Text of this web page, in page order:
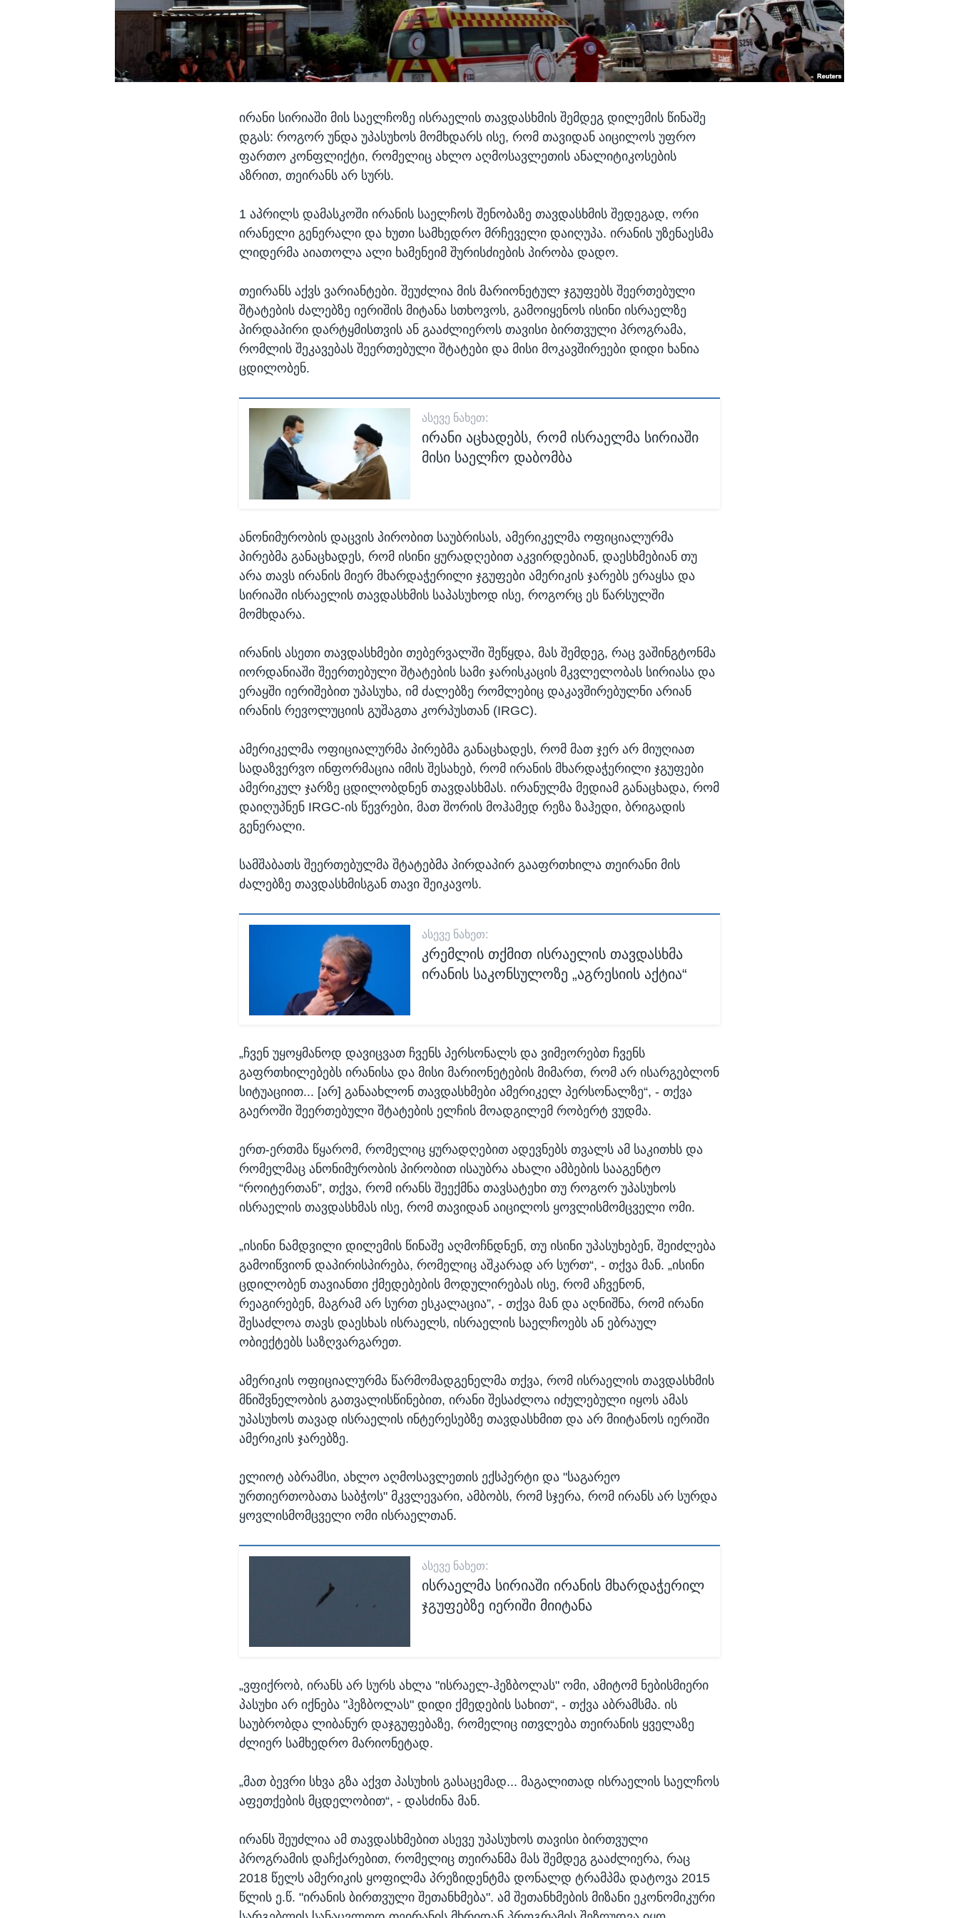
ირანი სირიაში მის საელჩოზე ისრაელის თავდასხმის შემდეგ დილემის წინაშე
დგას: როგორ უნდა უპასუხოს მომხდარს ისე, რომ თავიდან აიცილოს უფრო
ფართო კონფლიქტი, რომელიც ახლო აღმოსავლეთის ანალიტიკოსების
აზრით, თეირანს არ სურს.
1 აპრილს დამასკოში ირანის საელჩოს შენობაზე თავდასხმის შედეგად, ორი
ირანელი გენერალი და ხუთი სამხედრო მრჩეველი დაიღუპა. ირანის უზენაესმა
ლიდერმა აიათოლა ალი ხამენეიმ შურისძიების პირობა დადო.
თეირანს აქვს ვარიანტები. შეუძლია მის მარიონეტულ ჯგუფებს შეერთებული
შტატების ძალებზე იერიშის მიტანა სთხოვოს, გამოიყენოს ისინი ისრაელზე
პირდაპირი დარტყმისთვის ან გააძლიეროს თავისი ბირთვული პროგრამა,
რომლის შეკავებას შეერთებული შტატები და მისი მოკავშირეები დიდი ხანია
ცდილობენ.
ᲐᲡᲔᲕᲔ ᲜᲐᲮᲔᲗ:
ირანი აცხადებს, რომ ისრაელმა სირიაში
მისი საელჩო დაბომბა
ანონიმურობის დაცვის პირობით საუბრისას, ამერიკელმა ოფიციალურმა
პირებმა განაცხადეს, რომ ისინი ყურადღებით აკვირდებიან, დაესხმებიან თუ
არა თავს ირანის მიერ მხარდაჭერილი ჯგუფები ამერიკის ჯარებს ერაყსა და
სირიაში ისრაელის თავდასხმის საპასუხოდ ისე, როგორც ეს წარსულში
მომხდარა.
ირანის ასეთი თავდასხმები თებერვალში შეწყდა, მას შემდეგ, რაც ვაშინგტონმა
იორდანიაში შეერთებული შტატების სამი ჯარისკაცის მკვლელობას სირიასა და
ერაყში იერიშებით უპასუხა, იმ ძალებზე რომლებიც დაკავშირებულნი არიან
ირანის რევოლუციის გუშაგთა კორპუსთან (IRGC).
ამერიკელმა ოფიციალურმა პირებმა განაცხადეს, რომ მათ ჯერ არ მიუღიათ
სადაზვერვო ინფორმაცია იმის შესახებ, რომ ირანის მხარდაჭერილი ჯგუფები
ამერიკულ ჯარზე ცდილობდნენ თავდასხმას. ირანულმა მედიამ განაცხადა, რომ
დაიღუპნენ IRGC-ის წევრები, მათ შორის მოჰამედ რეზა ზაჰედი, ბრიგადის
გენერალი.
სამშაბათს შეერთებულმა შტატებმა პირდაპირ გააფრთხილა თეირანი მის
ძალებზე თავდასხმისგან თავი შეიკავოს.
ᲐᲡᲔᲕᲔ ᲜᲐᲮᲔᲗ:
კრემლის თქმით ისრაელის თავდასხმა
ირანის საკონსულოზე „აგრესიის აქტია“
„ჩვენ უყოყმანოდ დავიცვათ ჩვენს პერსონალს და ვიმეორებთ ჩვენს
გაფრთხილებებს ირანისა და მისი მარიონეტების მიმართ, რომ არ ისარგებლონ
სიტუაციით... [არ] განაახლონ თავდასხმები ამერიკელ პერსონალზე“, - თქვა
გაეროში შეერთებული შტატების ელჩის მოადგილემ რობერტ ვუდმა.
ერთ-ერთმა წყარომ, რომელიც ყურადღებით ადევნებს თვალს ამ საკითხს და
რომელმაც ანონიმურობის პირობით ისაუბრა ახალი ამბების სააგენტო
“როიტერთან”, თქვა, რომ ირანს შეექმნა თავსატეხი თუ როგორ უპასუხოს
ისრაელის თავდასხმას ისე, რომ თავიდან აიცილოს ყოვლისმომცველი ომი.
„ისინი ნამდვილი დილემის წინაშე აღმოჩნდნენ, თუ ისინი უპასუხებენ, შეიძლება
გამოიწვიონ დაპირისპირება, რომელიც აშკარად არ სურთ“, - თქვა მან. „ისინი
ცდილობენ თავიანთი ქმედებების მოდულირებას ისე, რომ აჩვენონ,
რეაგირებენ, მაგრამ არ სურთ ესკალაცია”, - თქვა მან და აღნიშნა, რომ ირანი
შესაძლოა თავს დაესხას ისრაელს, ისრაელის საელჩოებს ან ებრაულ
ობიექტებს საზღვარგარეთ.
ამერიკის ოფიციალურმა წარმომადგენელმა თქვა, რომ ისრაელის თავდასხმის
მნიშვნელობის გათვალისწინებით, ირანი შესაძლოა იძულებული იყოს ამას
უპასუხოს თავად ისრაელის ინტერესებზე თავდასხმით და არ მიიტანოს იერიში
ამერიკის ჯარებზე.
ელიოტ აბრამსი, ახლო აღმოსავლეთის ექსპერტი და "საგარეო
ურთიერთობათა საბჭოს" მკვლევარი, ამბობს, რომ სჯერა, რომ ირანს არ სურდა
ყოვლისმომცველი ომი ისრაელთან.
ᲐᲡᲔᲕᲔ ᲜᲐᲮᲔᲗ:
ისრაელმა სირიაში ირანის მხარდაჭერილ
ჯგუფებზე იერიში მიიტანა
„ვფიქრობ, ირანს არ სურს ახლა "ისრაელ-ჰეზბოლას" ომი, ამიტომ ნებისმიერი
პასუხი არ იქნება "ჰეზბოლას" დიდი ქმედების სახით“, - თქვა აბრამსმა. ის
საუბრობდა ლიბანურ დაჯგუფებაზე, რომელიც ითვლება თეირანის ყველაზე
ძლიერ სამხედრო მარიონეტად.
„მათ ბევრი სხვა გზა აქვთ პასუხის გასაცემად... მაგალითად ისრაელის საელჩოს
აფეთქების მცდელობით“, - დასძინა მან.
ირანს შეუძლია ამ თავდასხმებით ასევე უპასუხოს თავისი ბირთვული
პროგრამის დაჩქარებით, რომელიც თეირანმა მას შემდეგ გააძლიერა, რაც
2018 წელს ამერიკის ყოფილმა პრეზიდენტმა დონალდ ტრამპმა დატოვა 2015
წლის ე.წ. "ირანის ბირთვული შეთანხმება". ამ შეთანხმების მიზანი ეკონომიკური